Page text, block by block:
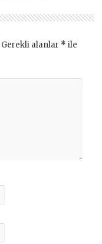
Gerekli alanlar * ile